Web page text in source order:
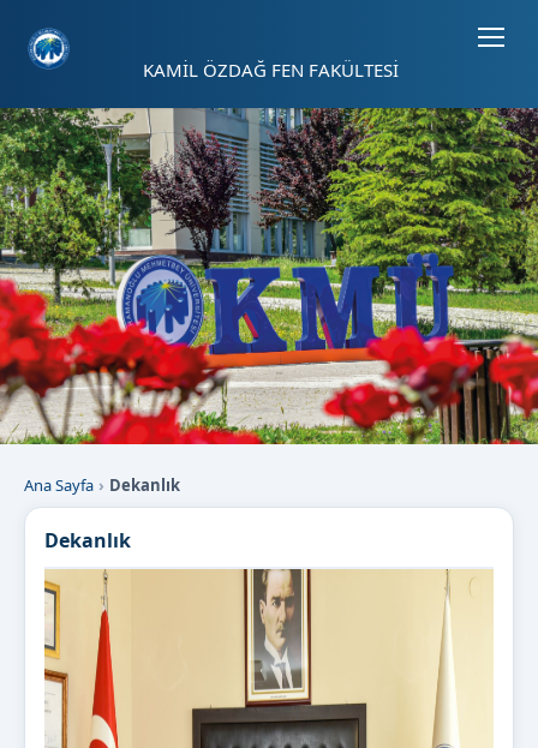
KAMİL ÖZDAĞ FEN FAKÜLTESİ
Ana Sayfa Dekanlık
Dekanlık